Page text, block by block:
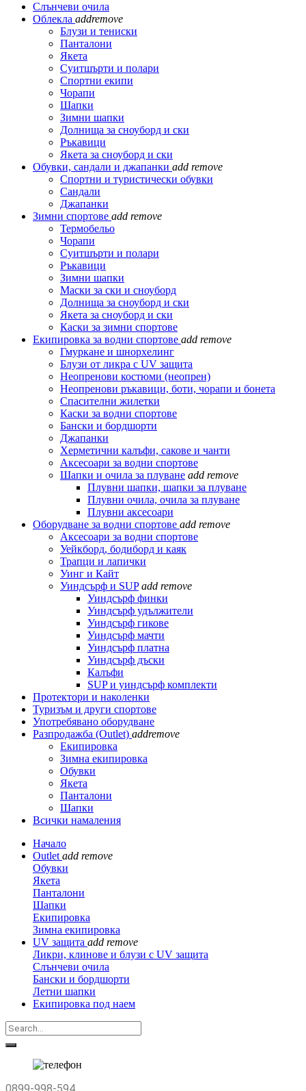
Слънчеви очила
Облекла addremove
Блузи и тениски
Панталони
Якета
Суитшърти и полари
Спортни екипи
Чорапи
Шапки
Зимни шапки
Долнища за сноуборд и ски
Ръкавици
Якета за сноуборд и ски
Обувки, сандали и джапанки add remove
Спортни и туристически обувки
Сандали
Джапанки
Зимни спортове add remove
Термобельо
Чорапи
Суитшърти и полари
Ръкавици
Зимни шапки
Маски за ски и сноуборд
Долнища за сноуборд и ски
Якета за сноуборд и ски
Каски за зимни спортове
Екипировка за водни спортове add remove
Гмуркане и шнорхелинг
Блузи от ликра с UV защита
Неопренови костюми (неопрен)
Неопренови ръкавици, боти, чорапи и бонета
Спасителни жилетки
Каски за водни спортове
Бански и бордшорти
Джапанки
Херметични калъфи, сакове и чанти
Аксесоари за водни спортове
Шапки и очила за плуване add remove
Плувни шапки, шапки за плуване
Плувни очила, очила за плуване
Плувни аксесоари
Оборудване за водни спортове add remove
Аксесоари за водни спортове
Уейкборд, бодиборд и каяк
Трапци и лапички
Уинг и Кайт
Уиндсърф и SUP add remove
Уиндсърф финки
Уиндсърф удължители
Уиндсърф гикове
Уиндсърф мачти
Уиндсърф платна
Уиндсърф дъски
Калъфи
SUP и уиндсърф комплекти
Протектори и наколенки
Туризъм и други спортове
Употребявано оборудване
Разпродажба (Outlet) addremove
Екипировка
Зимна екипировка
Обувки
Якета
Панталони
Шапки
Всички намаления
Начало
Outlet add remove
Обувки
Якета
Панталони
Шапки
Екипировка
Зимна екипировка
UV защита add remove
Ликри, клинове и блузи с UV защита
Слънчеви очила
Бански и бордшорти
Летни шапки
Екипировка под наем